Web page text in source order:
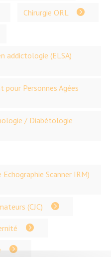
Chirurgie ORL
addictologie (ELSA)
Personnes Agées
/ Diabétologie
Scanner IRM)
(CJC)